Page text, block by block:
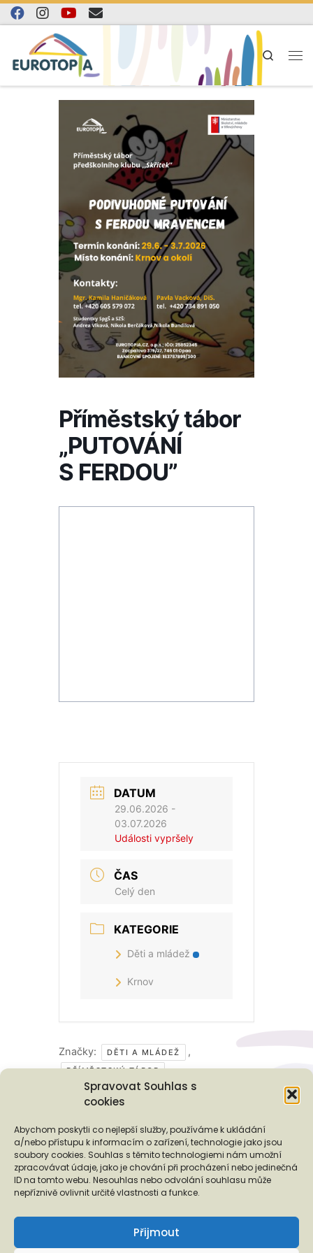
Spravovat Souhlas s
cookies
Abychom poskytli co nejlepší služby, používáme k ukládání
a/nebo přístupu k informacím o zařízení, technologie jako jsou
soubory cookies. Souhlas s těmito technologiemi nám umožní
zpracovávat údaje, jako je chování při procházení nebo jedinečná
ID na tomto webu. Nesouhlas nebo odvolání souhlasu může
nepříznivě ovlivnit určité vlastnosti a funkce.
Přijmout
Skip to content
Search
Příměstský tábor
„PUTOVÁNÍ
S FERDOU”
DATUM
29.06.2026 -
03.07.2026
Události vypršely
ČAS
Celý den
KATEGORIE
Děti a mládež
Krnov
Značky: DĚTI A MLÁDEŽ ,
PŘÍMĚSTSKÝ TÁBOR
Podporují nás...
❬ ❭